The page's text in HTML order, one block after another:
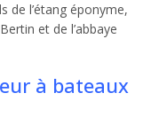
de l’étang éponyme,
et de l’abbaye
à bateaux